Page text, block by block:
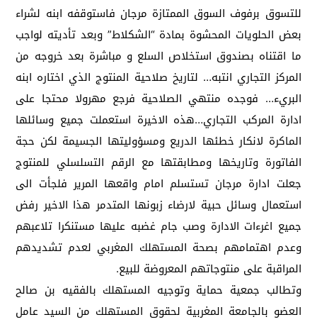
للتسوق برفوف السوق الممتازة مرجان فاستوقفه ابنه لشراء
بعض الحلويات المحشوة بمادة “الشكلاط” وبعد تأديته لواجب
ما اقتناه بصندوق استخلاص السلع و مباشرة بعد خروجه من
المركز التجاري انتبه… لتاريخ صلاحية المنتوج الذي اختاره ابنه
البريء… فوجده منتهي الصلاحية فرجع مهرولا محتجا على
ادارة المركب التجاري…هذه الاخيرة استعملت جميع وسائلها
الماكرة لانكار خطئها الدريع ومسؤوليتها الجسيمة لكن حجة
الفاتورة وتاريخها ومطابقتها مع الرقم التسلسلي للمنتوج
جعلت ادارة مرجان تستسلم امام واقعها المرير فلجأت الى
استعمال وسائل حبية لارضاء زبونها المتدمر هذا الاخير رفض
جميع اغرءات الادارة وصب جام غضبه عليها مستنكرا تلاعبهم
وعدم اهتمامهم بصحة المستهلك المغربي لعدم تشديدهم
المراقبة على منتوجاتهم المعروضة للبيع.
وتطالب جمعية حماية وتوجيه المستهلك بالفقيه بن صالح
العضو بالجامعة المغربية لحقوق المستهلك من السيد عامل